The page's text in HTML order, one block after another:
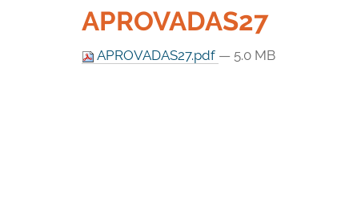
APROVADAS27
APROVADAS27.pdf — 5.0 MB